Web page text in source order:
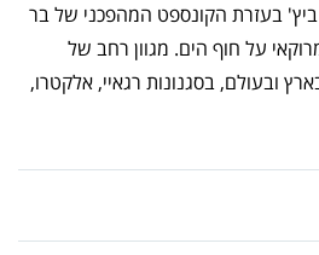
משחזר את ההצלחה של 9 ביץ' בעזרת הקונספט המהפכני של בר
על חוף הים. מגוון רחב של
ובעולם, בסגנונות רגאיי, אלקטרו,